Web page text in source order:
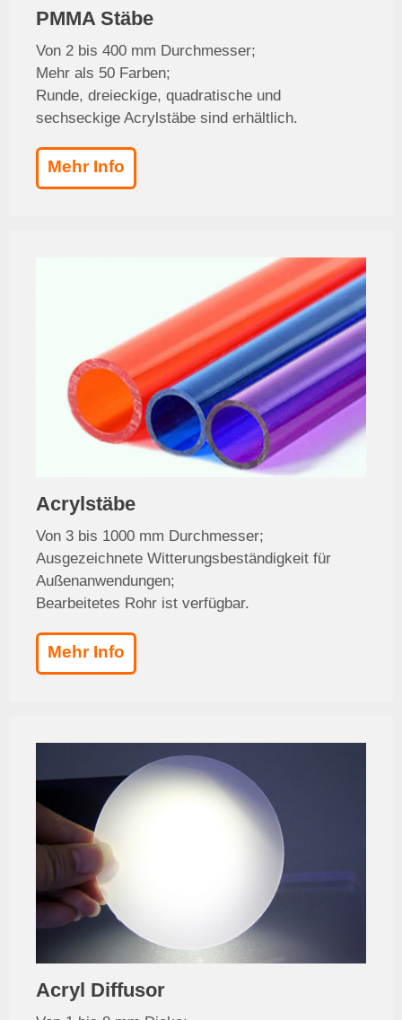
PMMA Stäbe
Von 2 bis 400 mm Durchmesser;
Mehr als 50 Farben;
Runde, dreieckige, quadratische und
sechseckige Acrylstäbe sind erhältlich.
Mehr Info
Acrylstäbe
Von 3 bis 1000 mm Durchmesser;
Ausgezeichnete Witterungsbeständigkeit für
Außenanwendungen;
Bearbeitetes Rohr ist verfügbar.
Mehr Info
Acryl Diffusor